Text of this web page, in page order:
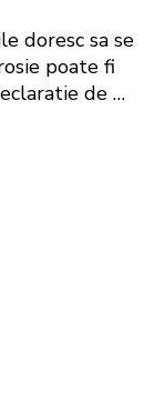
doresc sa se
poate fi
de …